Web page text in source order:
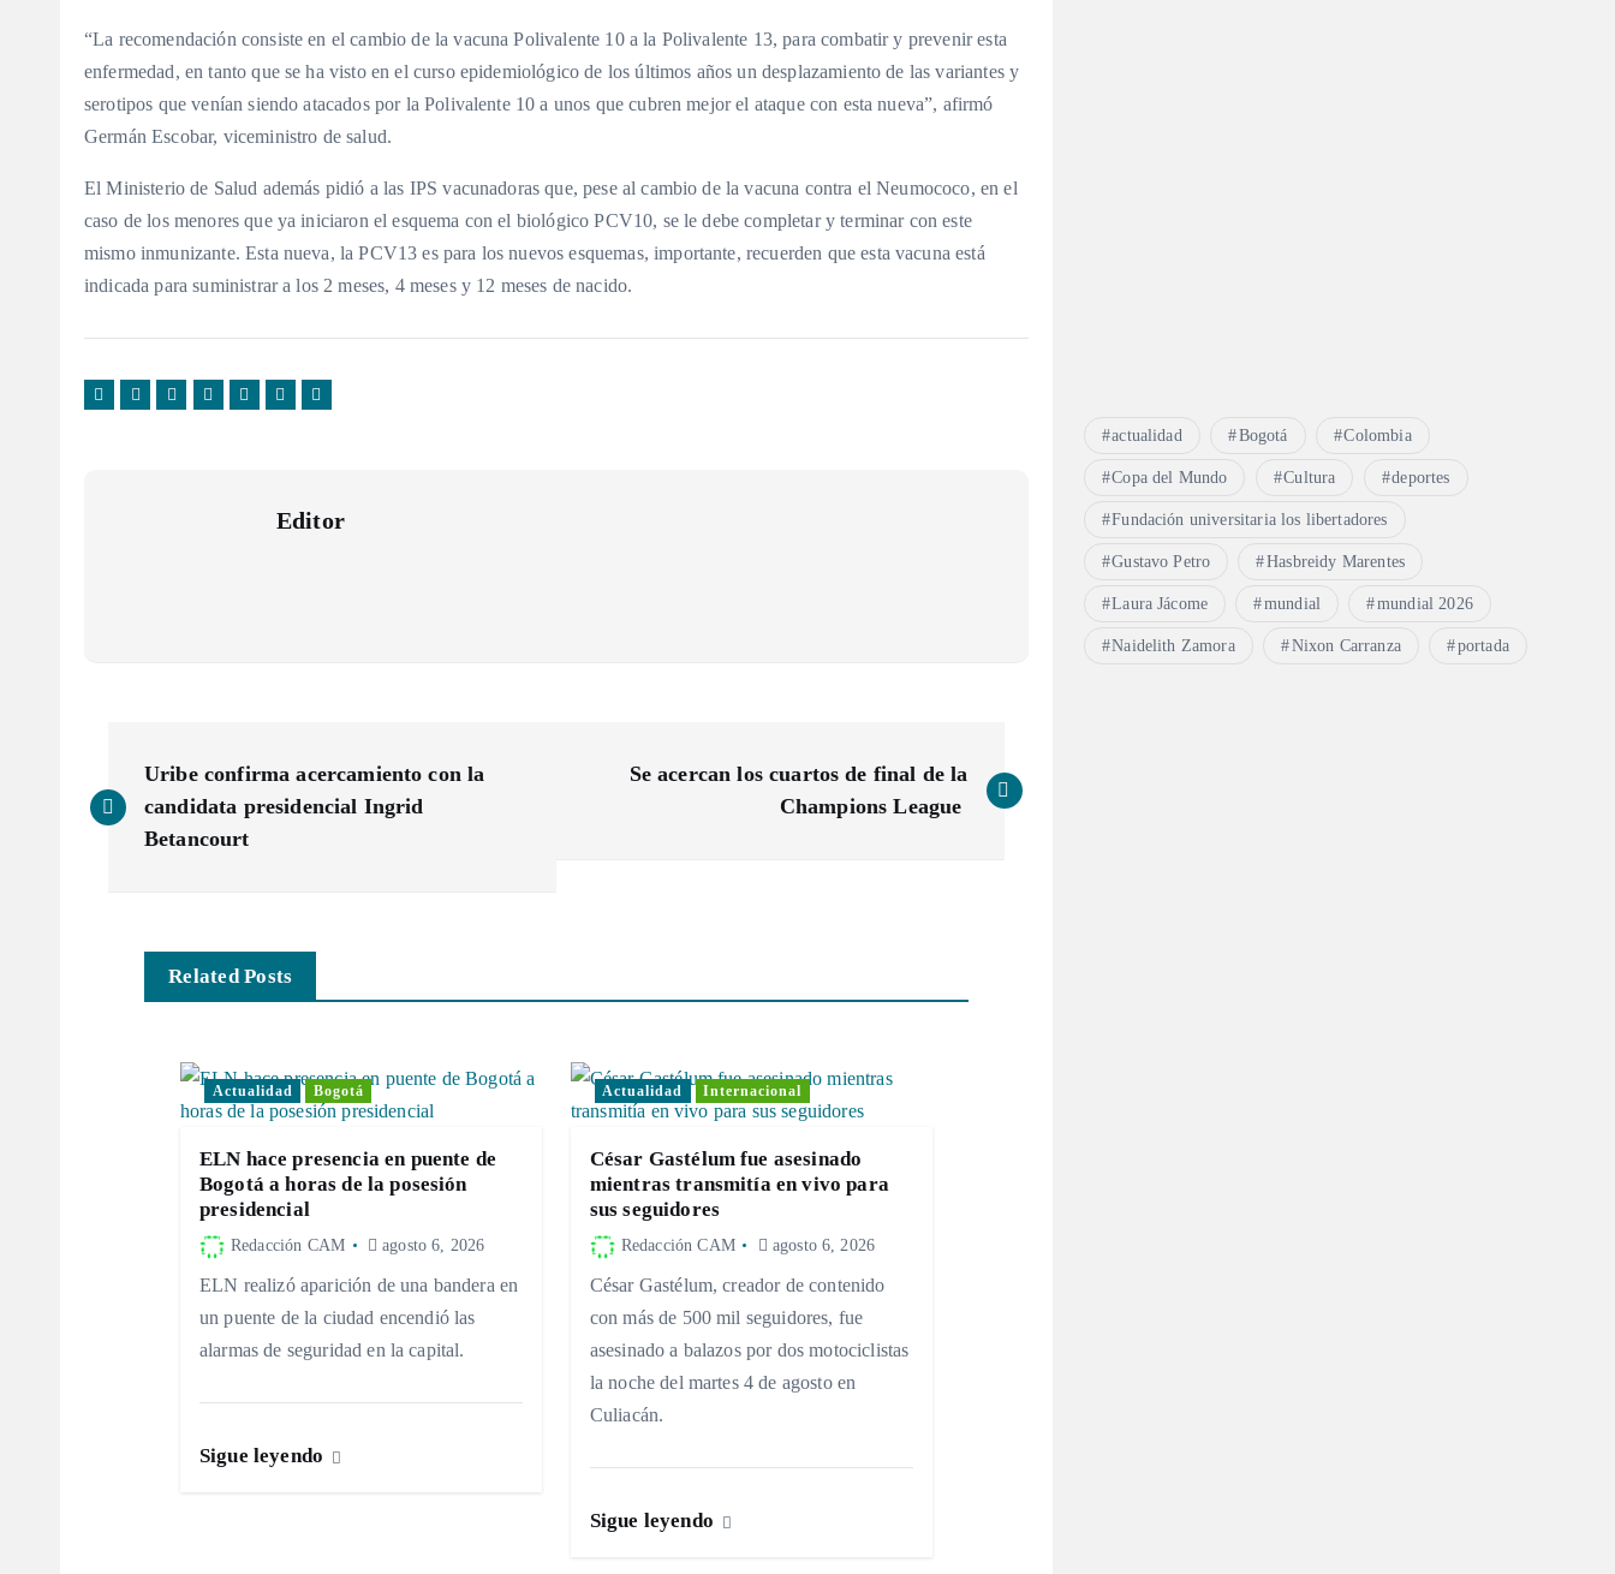
“La recomendación consiste en el cambio de la vacuna Polivalente 10 a la Polivalente 13, para combatir y prevenir esta
enfermedad, en tanto que se ha visto en el curso epidemiológico de los últimos años un desplazamiento de las variantes y
serotipos que venían siendo atacados por la Polivalente 10 a unos que cubren mejor el ataque con esta nueva”, afirmó
Germán Escobar, viceministro de salud.
El Ministerio de Salud además pidió a las IPS vacunadoras que, pese al cambio de la vacuna contra el Neumococo, en el
caso de los menores que ya iniciaron el esquema con el biológico PCV10, se le debe completar y terminar con este
mismo inmunizante. Esta nueva, la PCV13 es para los nuevos esquemas, importante, recuerden que esta vacuna está
indicada para suministrar a los 2 meses, 4 meses y 12 meses de nacido.
Editor
a
Uribe confirma acercamiento con la
candidata presidencial Ingrid
Betancourt
Se acercan los cuartos de final de la
Champions League
Related Posts
Actualidad Bogotá
ELN hace presencia en puente de
Bogotá a horas de la posesión
presidencial
Redacción CAM agosto 6, 2026
ELN realizó aparición de una bandera en
un puente de la ciudad encendió las
alarmas de seguridad en la capital.
Sigue leyendo
Actualidad Internacional
César Gastélum fue asesinado
mientras transmitía en vivo para
sus seguidores
Redacción CAM agosto 6, 2026
César Gastélum, creador de contenido
con más de 500 mil seguidores, fue
asesinado a balazos por dos motociclistas
la noche del martes 4 de agosto en
Culiacán.
Sigue leyendo
actualidad Bogotá Colombia
Copa del Mundo Cultura deportes
Fundación universitaria los libertadores
Gustavo Petro Hasbreidy Marentes
Laura Jácome mundial mundial 2026
Naidelith Zamora Nixon Carranza portada